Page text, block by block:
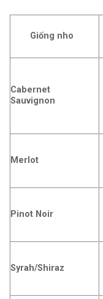
Giống nho
Cabernet
Sauvignon
Merlot
Pinot Noir
Syrah/Shiraz